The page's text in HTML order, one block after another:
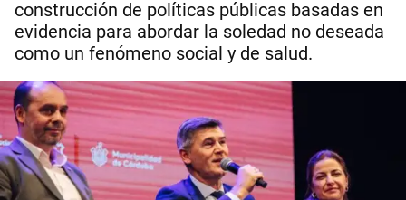
construcción de políticas públicas basadas en
evidencia para abordar la soledad no deseada
como un fenómeno social y de salud.